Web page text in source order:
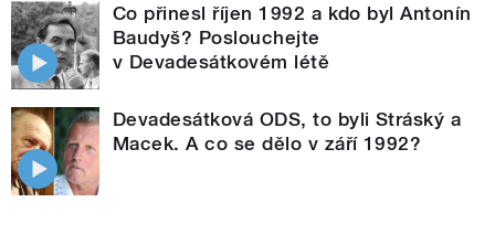
Co přinesl říjen 1992 a kdo byl Antonín
Baudyš? Poslouchejte
v Devadesátkovém létě
Devadesátková ODS, to byli Stráský a
Macek. A co se dělo v září 1992?